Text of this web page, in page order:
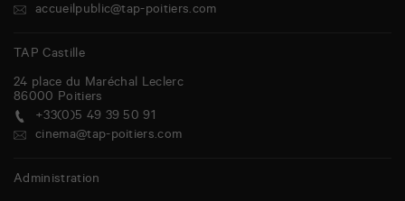
accueilpublic@tap-poitiers.com
TAP Castille
24 place du Maréchal Leclerc
86000 Poitiers
+33(0)5 49 39 50 91
cinema@tap-poitiers.com
Administration